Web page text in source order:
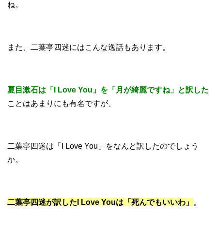
ね。
また、二葉亭四迷にはこんな逸話もあります。
夏目漱石は「I Love You」を「月が綺麗ですね」と訳した
ことはあまりにも有名ですが、
二葉亭四迷は「I Love You」をなんと訳したのでしょう
か。
二葉亭四迷が訳したI Love Youは「死んでもいいわ」 。